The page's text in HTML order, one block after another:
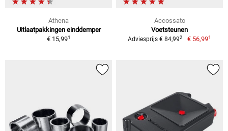
Athena
Uitlaatpakkingen einddemper
€ 15,991
Accossato
Voetsteunen
Adviesprijs € 84,992 € 56,991